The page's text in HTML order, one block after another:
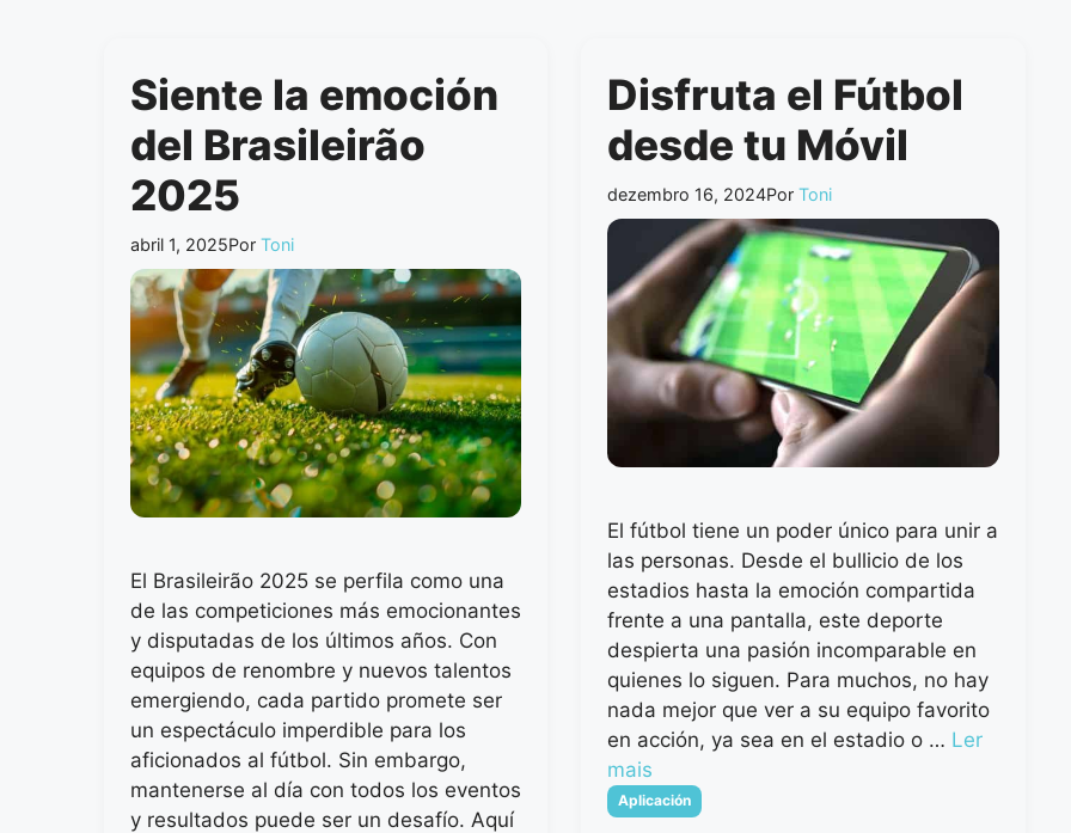
Siente la emoción
del Brasileirão
2025
abril 1, 2025Por Toni
El Brasileirão 2025 se perfila como una
de las competiciones más emocionantes
y disputadas de los últimos años. Con
equipos de renombre y nuevos talentos
emergiendo, cada partido promete ser
un espectáculo imperdible para los
aficionados al fútbol. Sin embargo,
mantenerse al día con todos los eventos
y resultados puede ser un desafío. Aquí
Disfruta el Fútbol
desde tu Móvil
dezembro 16, 2024PorToni
El fútbol tiene un poder único para unir a
las personas. Desde el bullicio de los
estadios hasta la emoción compartida
frente a una pantalla, este deporte
despierta una pasión incomparable en
quienes lo siguen. Para muchos, no hay
nada mejor que ver a su equipo favorito
en acción, ya sea en el estadio o … Ler
mais
Categorias
Aplicación